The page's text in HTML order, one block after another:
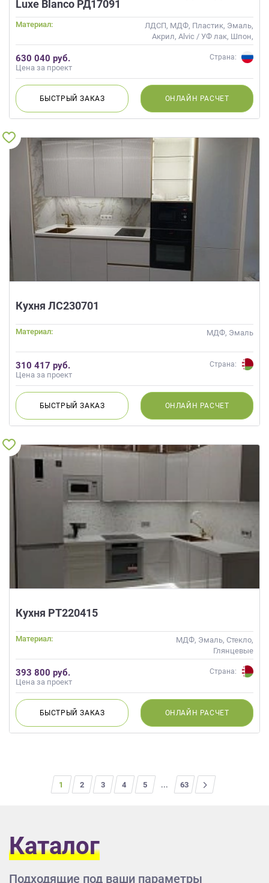
Luxe Blanco РД17091
Материал:
ЛДСП, МДФ, Пластик, Эмаль,
Акрил, Alvic / УФ лак, Шпон,
Глянцевые
630 040 руб.
Цена за проект
Страна:
БЫСТРЫЙЗАКАЗ ОНЛАЙН РАСЧЕТ
Кухня ЛС230701
Материал: МДФ, Эмаль
310 417 руб.
Цена за проект
Страна:
БЫСТРЫЙЗАКАЗ ОНЛАЙН РАСЧЕТ
Кухня РТ220415
Материал:
МДФ, Эмаль, Стекло,
Глянцевые
393 800 руб.
Цена за проект
Страна:
БЫСТРЫЙЗАКАЗ ОНЛАЙН РАСЧЕТ
1 2 3 4 5 ... 63
>
Каталог
Подходящие под ваши параметры